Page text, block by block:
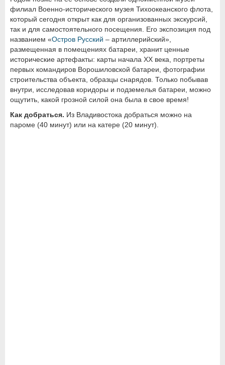
филиал Военно-исторического музея Тихоокеанского флота,
который сегодня открыт как для организованных экскурсий,
так и для самостоятельного посещения. Его экспозиция под
названием «Остров Русский – артиллерийский»,
размещенная в помещениях батареи, хранит ценные
исторические артефакты: карты начала ХХ века, портреты
первых командиров Ворошиловской батареи, фотографии
строительства объекта, образцы снарядов. Только побывав
внутри, исследовав коридоры и подземелья батареи, можно
ощутить, какой грозной силой она была в свое время!
Как добраться. Из Владивостока добраться можно на
пароме (40 минут) или на катере (20 минут).